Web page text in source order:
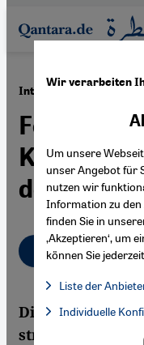
Direkt zum Inhalt
Interview mit dem
Fehlende
der
Deutsch
Die liberale
strikten
Wir verarbeiten
Um unsere
unser Angebot für
nutzen wir
Information zu
finden Sie in
‚Akzeptieren‘, um
können Sie
Liste der
Facebook Embed /
Facebook
Individuelle